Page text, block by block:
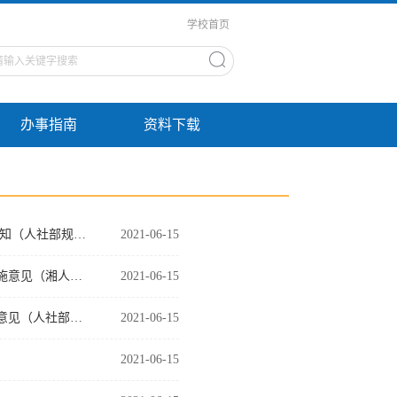
学校首页
办事指南 资料下载
2021-06-15
中共中央组织部 人力资源社会保障部关于印发《事业单位工作人员奖励规定》的通知（人社部规〔2018〕4号）
2021-06-15
湖南省人力资源和社会保障厅关于支持和鼓励事业单位专业技术人员创新创业的实施意见（湘人社发〔2017〕62…
2021-06-15
人力资源社会保障部关于贯彻执行《事业单位工作人员处分暂行规定》若干问题的意见（人社部规〔2017〕11号…
2021-06-15